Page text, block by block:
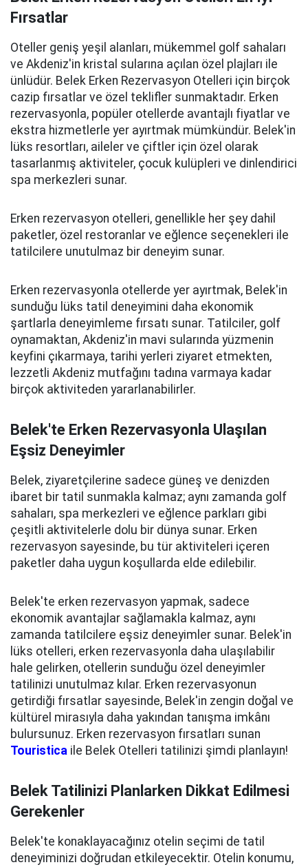
Fırsatlar
Oteller geniş yeşil alanları, mükemmel golf sahaları
ve Akdeniz'in kristal sularına açılan özel plajları ile
ünlüdür. Belek Erken Rezervasyon Otelleri için birçok
cazip fırsatlar ve özel teklifler sunmaktadır. Erken
rezervasyonla, popüler otellerde avantajlı fiyatlar ve
ekstra hizmetlerle yer ayırtmak mümkündür. Belek'in
lüks resortları, aileler ve çiftler için özel olarak
tasarlanmış aktiviteler, çocuk kulüpleri ve dinlendirici
spa merkezleri sunar.
Erken rezervasyon otelleri, genellikle her şey dahil
paketler, özel restoranlar ve eğlence seçenekleri ile
tatilcilere unutulmaz bir deneyim sunar.
Erken rezervasyonla otellerde yer ayırtmak, Belek'in
sunduğu lüks tatil deneyimini daha ekonomik
şartlarla deneyimleme fırsatı sunar. Tatilciler, golf
oynamaktan, Akdeniz'in mavi sularında yüzmenin
keyfini çıkarmaya, tarihi yerleri ziyaret etmekten,
lezzetli Akdeniz mutfağını tadına varmaya kadar
birçok aktiviteden yararlanabilirler.
Belek'te Erken Rezervasyonla Ulaşılan
Eşsiz Deneyimler
Belek, ziyaretçilerine sadece güneş ve denizden
ibaret bir tatil sunmakla kalmaz; aynı zamanda golf
sahaları, spa merkezleri ve eğlence parkları gibi
çeşitli aktivitelerle dolu bir dünya sunar. Erken
rezervasyon sayesinde, bu tür aktiviteleri içeren
paketler daha uygun koşullarda elde edilebilir.
Belek'te erken rezervasyon yapmak, sadece
ekonomik avantajlar sağlamakla kalmaz, aynı
zamanda tatilcilere eşsiz deneyimler sunar. Belek'in
lüks otelleri, erken rezervasyonla daha ulaşılabilir
hale gelirken, otellerin sunduğu özel deneyimler
tatilinizi unutulmaz kılar. Erken rezervasyonun
getirdiği fırsatlar sayesinde, Belek'in zengin doğal ve
kültürel mirasıyla daha yakından tanışma imkânı
bulursunuz. Erken rezervasyon fırsatları sunan
Touristica ile Belek Otelleri tatilinizi şimdi planlayın!
Belek Tatilinizi Planlarken Dikkat Edilmesi
Gerekenler
Belek'te konaklayacağınız otelin seçimi de tatil
deneyiminizi doğrudan etkileyecektir. Otelin konumu,